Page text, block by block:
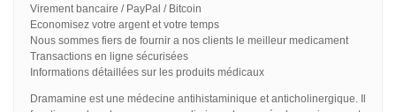
Virement bancaire / PayPal / Bitcoin
Economisez votre argent et votre temps
Nous sommes fiers de fournir a nos clients le meilleur medicament
Transactions en ligne sécurisées
Informations détaillées sur les produits médicaux
Dramamine est une médecine antihistaminique et anticholinergique. Il